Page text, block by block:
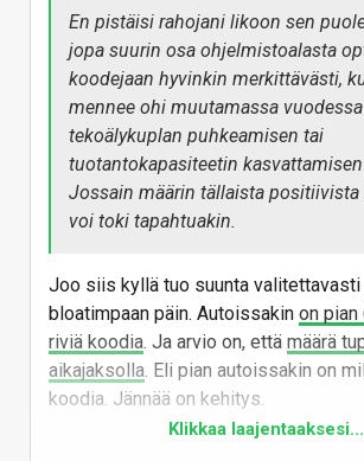
”vain” sen gigatavun verran
mitään, tai vieläkin vähemmän.
Vastaa
En pistäisi rahojani likoon sen
jopa suurin osa ohjelmistoalasta
koodejaan hyvinkin merkittävästi,
mennee ohi muutamassa
tekoälykuplan puhkeamisen tai
tuotantokapasiteetin
Jossain määrin tällaista positiivista
voi toki tapahtuakin.
Joo siis kyllä tuo suunta valitettavasti
bloatimpaan päin. Autoissakin on pian
riviä koodia. Ja arvio on, että määrä
aikajaksolla. Eli pian autoissakin on
koodia. Jännää on kehitys.
Klikkaa laajentaaksesi...